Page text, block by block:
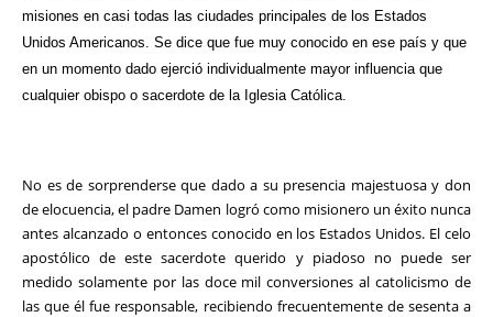
misiones en casi todas las ciudades principales de los Estados
Unidos Americanos. Se dice que fue muy conocido en ese país y que
en un momento dado ejerció individualmente mayor influencia que
cualquier obispo o sacerdote de la Iglesia Católica.
No es de sorprenderse que dado a su presencia majestuosa y don
de elocuencia, el padre Damen logró como misionero un éxito nunca
antes alcanzado o entonces conocido en los Estados Unidos. El celo
apostólico de este sacerdote querido y piadoso no puede ser
medido solamente por las doce mil conversiones al catolicismo de
las que él fue responsable, recibiendo frecuentemente de sesenta a